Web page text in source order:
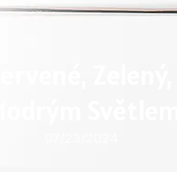
Zelený, A
Světlem